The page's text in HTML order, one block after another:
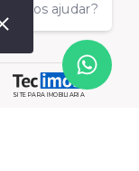
ajudar?
SITE PARA IMOBILIARIA